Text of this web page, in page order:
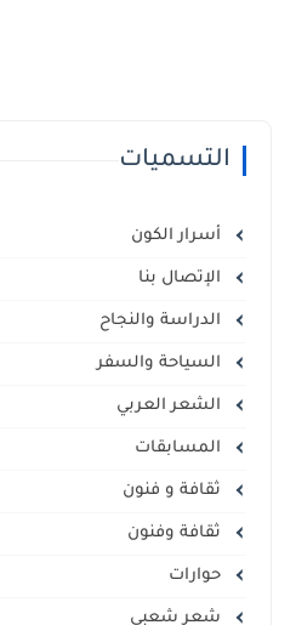
التسميات
أسرار الكون
الإتصال بنا
الدراسة والنجاح
السياحة والسفر
الشعر العربي
المسابقات
ثقافة و فنون
ثقافة وفنون
حوارات
شعر شعبي